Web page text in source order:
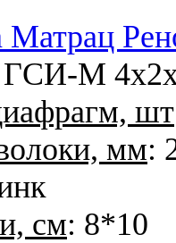
ГСИ-М
шт
мм:
см: 8*10